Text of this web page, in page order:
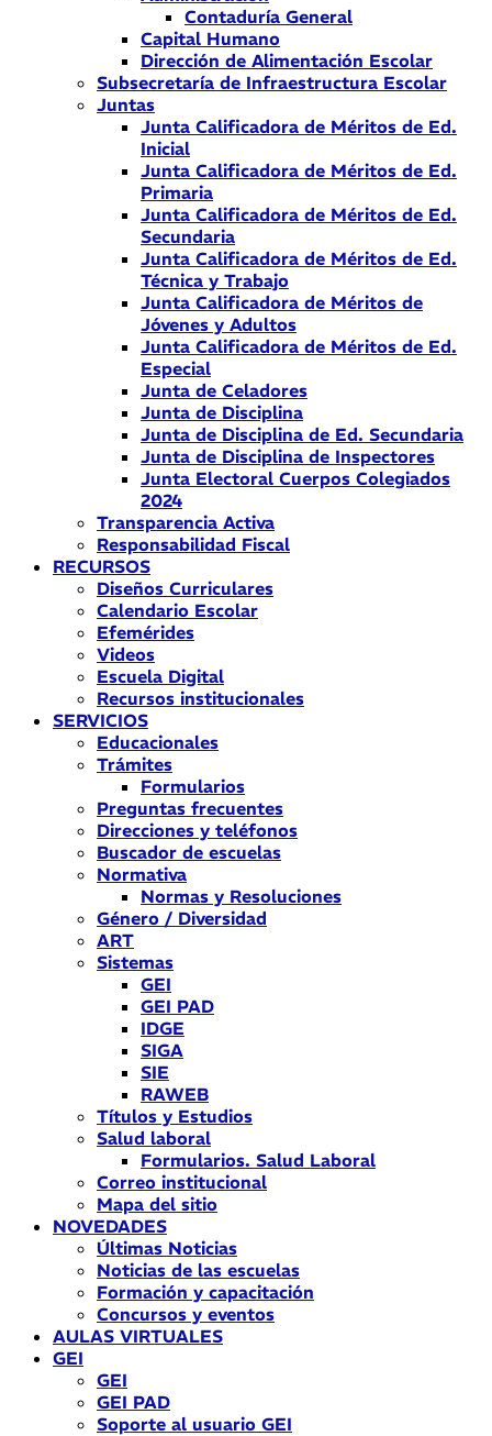
Contaduría General
Capital Humano
Dirección de Alimentación Escolar
Subsecretaría de Infraestructura Escolar
Juntas
Junta Calificadora de Méritos de Ed.
Inicial
Junta Calificadora de Méritos de Ed.
Primaria
Junta Calificadora de Méritos de Ed.
Secundaria
Junta Calificadora de Méritos de Ed.
Técnica y Trabajo
Junta Calificadora de Méritos de
Jóvenes y Adultos
Junta Calificadora de Méritos de Ed.
Especial
Junta de Celadores
Junta de Disciplina
Junta de Disciplina de Ed. Secundaria
Junta de Disciplina de Inspectores
Junta Electoral Cuerpos Colegiados
2024
Transparencia Activa
Responsabilidad Fiscal
RECURSOS
Diseños Curriculares
Calendario Escolar
Efemérides
Videos
Escuela Digital
Recursos institucionales
SERVICIOS
Educacionales
Trámites
Formularios
Preguntas frecuentes
Direcciones y teléfonos
Buscador de escuelas
Normativa
Normas y Resoluciones
Género / Diversidad
ART
Sistemas
GEI
GEI PAD
IDGE
SIGA
SIE
RAWEB
Títulos y Estudios
Salud laboral
Formularios. Salud Laboral
Correo institucional
Mapa del sitio
NOVEDADES
Últimas Noticias
Noticias de las escuelas
Formación y capacitación
Concursos y eventos
AULAS VIRTUALES
GEI
GEI
GEI PAD
Soporte al usuario GEI